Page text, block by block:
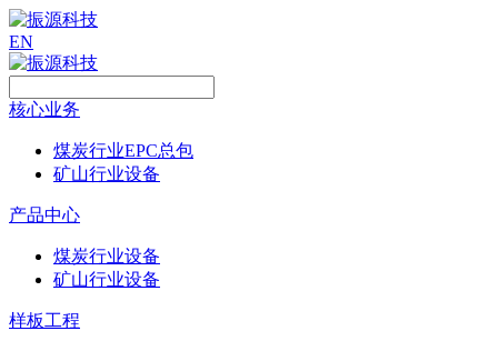
EN
核心业务
煤炭行业EPC总包
矿山行业设备
产品中心
煤炭行业设备
矿山行业设备
样板工程